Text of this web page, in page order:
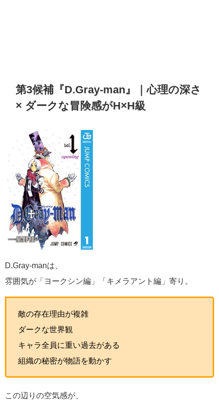
第3候補『D.Gray-man』｜心理の深さ
× ダークな冒険感がH×H級
D.Gray-manは、
雰囲気が「ヨークシン編」「キメラアント編」寄り。
敵の存在理由が複雑
ダークな世界観
キャラ全員に重い過去がある
組織の秘密が物語を動かす
この辺りの空気感が、